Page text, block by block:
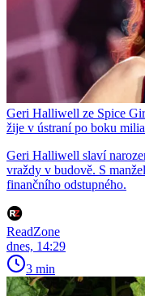
Geri Halliwell ze Spice
žije v ústraní po boku
Geri Halliwell slaví
vraždy v budově. S
finančního odstupného.
ReadZone
dnes, 14:29
3 min